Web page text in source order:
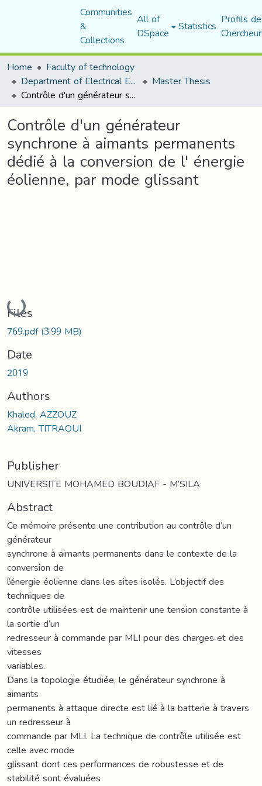
Communities
&
Collections
All of
DSpace Statistics Profils
Home
Faculty of technology
Department of Electrical Engineering Master Thesis
Contrôle d'un générateur synchrone à aimants permanents dédié à la conversion de l' énergie éolienne, par mode glissant
Contrôle d'un générateur
synchrone à aimants permanents
dédié à la conversion de l' énergie
éolienne, par mode glissant
Loading...
Files
769.pdf(3.99 MB)
Date
2019
Authors
Khaled, AZZOUZ
Akram, TITRAOUI
Publisher
UNIVERSITE MOHAMED BOUDIAF - M’SILA
Abstract
Ce mémoire présente une contribution au contrôle d’un
générateur
synchrone à aimants permanents dans le contexte de la
conversion de
l’énergie éolienne dans les sites isolés. L’objectif des
techniques de
contrôle utilisées est de maintenir une tension constante à
la sortie d’un
redresseur à commande par MLI pour des charges et des
vitesses
variables.
Dans la topologie étudiée, le générateur synchrone à
aimants
permanents à attaque directe est lié à la batterie à travers
un redresseur à
commande par MLI. La technique de contrôle utilisée est
celle avec mode
glissant dont ces performances de robustesse et de
stabilité sont évaluées